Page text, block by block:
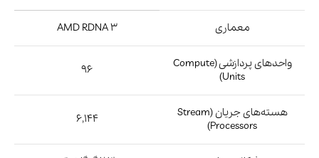
معماری AMD RDNA 3
واحدهای پردازشی (Compute
Units)
96
هسته‌های جریان (Stream
Processors)
6,144